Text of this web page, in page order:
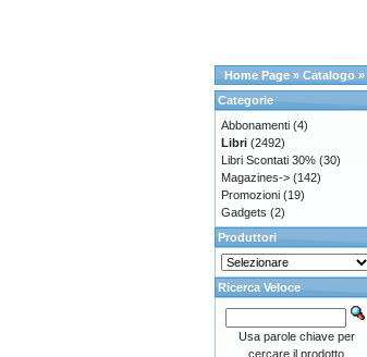
Home Page » Catalogo »
Categorie
Abbonamenti (4)
Libri (2492)
Libri Scontati 30% (30)
Magazines-> (142)
Promozioni (19)
Gadgets (2)
Produttori
Ricerca Veloce
Usa parole chiave per
cercare il prodotto